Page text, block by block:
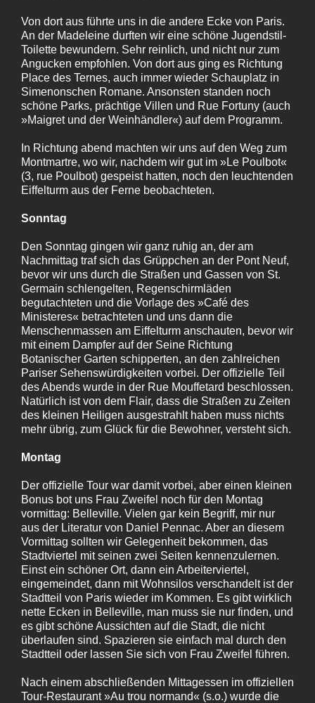
Von dort aus führte uns in die andere Ecke von Paris.
An der Madeleine durften wir eine schöne Jugendstil-
Toilette bewundern. Sehr reinlich, und nicht nur zum
Angucken empfohlen. Von dort aus ging es Richtung
Place des Ternes, auch immer wieder Schauplatz in
Simenonschen Romane. Ansonsten standen noch
schöne Parks, prächtige Villen und Rue Fortuny (auch
»Maigret und der Weinhändler«) auf dem Programm.
In Richtung abend machten wir uns auf den Weg zum
Montmartre, wo wir, nachdem wir gut im »Le Poulbot«
(3, rue Poulbot) gespeist hatten, noch den leuchtenden
Eiffelturm aus der Ferne beobachteten.
Sonntag
Den Sonntag gingen wir ganz ruhig an, der am
Nachmittag traf sich das Grüppchen an der Pont Neuf,
bevor wir uns durch die Straßen und Gassen von St.
Germain schlengelten, Regenschirmläden
begutachteten und die Vorlage des »Café des
Ministeres« betrachteten und uns dann die
Menschenmassen am Eiffelturm anschauten, bevor wir
mit einem Dampfer auf der Seine Richtung
Botanischer Garten schipperten, an den zahlreichen
Pariser Sehenswürdigkeiten vorbei. Der offizielle Teil
des Abends wurde in der Rue Mouffetard beschlossen.
Natürlich ist von dem Flair, dass die Straßen zu Zeiten
des kleinen Heiligen ausgestrahlt haben muss nichts
mehr übrig, zum Glück für die Bewohner, versteht sich.
Montag
Der offizielle Tour war damit vorbei, aber einen kleinen
Bonus bot uns Frau Zweifel noch für den Montag
vormittag: Belleville. Vielen gar kein Begriff, mir nur
aus der Literatur von Daniel Pennac. Aber an diesem
Vormittag sollten wir Gelegenheit bekommen, das
Stadtviertel mit seinen zwei Seiten kennenzulernen.
Einst ein schöner Ort, dann ein Arbeiterviertel,
eingemeindet, dann mit Wohnsilos verschandelt ist der
Stadtteil von Paris wieder im Kommen. Es gibt wirklich
nette Ecken in Belleville, man muss sie nur finden, und
es gibt schöne Aussichten auf die Stadt, die nicht
überlaufen sind. Spazieren sie einfach mal durch den
Stadtteil oder lassen Sie sich von Frau Zweifel führen.
Nach einem abschließenden Mittagessen im offiziellen
Tour-Restaurant »Au trou normand« (s.o.) wurde die